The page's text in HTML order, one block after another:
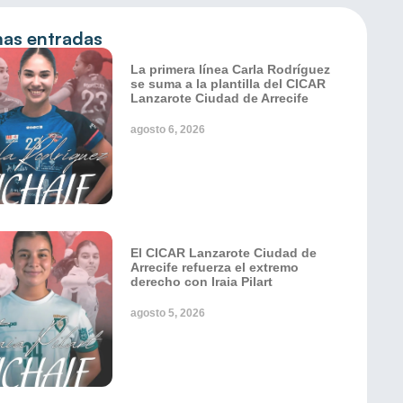
entradas
La primera línea Carla Rodríguez
se suma a la plantilla del CICAR
Lanzarote Ciudad de Arrecife
agosto 6, 2026
El CICAR Lanzarote Ciudad de
Arrecife refuerza el extremo
derecho con Iraia Pilart
agosto 5, 2026